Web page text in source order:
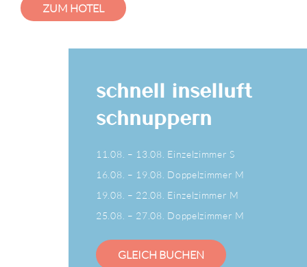
ZUM HOTEL
schnell inselluft
schnuppern
11.08. – 13.08. Einzelzimmer S
16.08. – 19.08. Doppelzimmer M
19.08. – 22.08. Einzelzimmer M
25.08. – 27.08. Doppelzimmer M
GLEICH BUCHEN